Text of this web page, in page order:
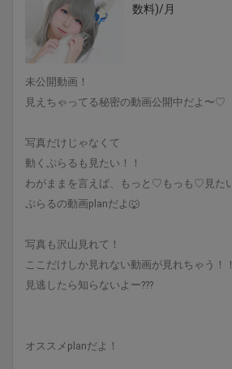
数料)/月
未公開動画！
見えちゃってる秘密の動画公開中だよ〜♡
写真だけじゃなくて
動くぷらるも見たい！！
わがままを言えば、もっと♡もっも♡見た
ぷらるの動画planだよ🐺
写真も沢山見れて！
ここだけしか見れない動画が見れちゃう！！
見逃したら知らないよー???
オススメplanだよ！